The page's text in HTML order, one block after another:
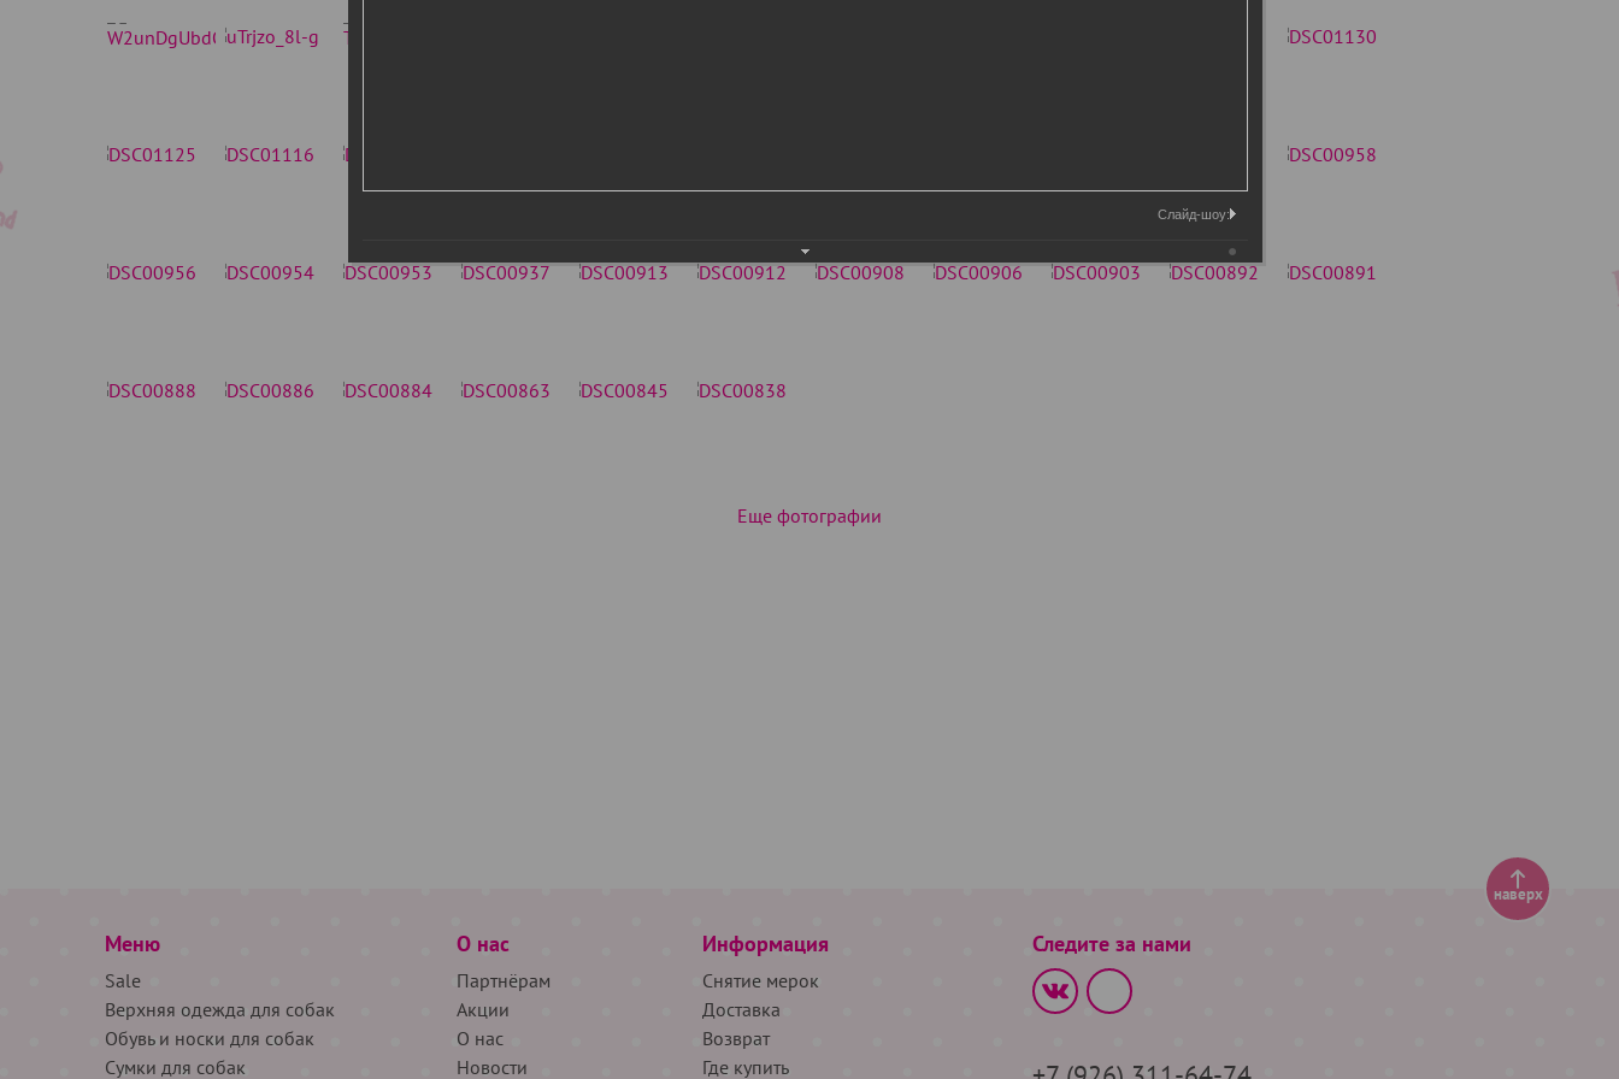
Еще фотографии
Меню
Sale
Верхняя одежда для собак
Обувь и носки для собак
Сумки для собак
О нас
Партнёрам
Акции
О нас
Новости
Информация
Снятие мерок
Доставка
Возврат
Где купить
Следите за нами
наверх
Слайд-шоу: